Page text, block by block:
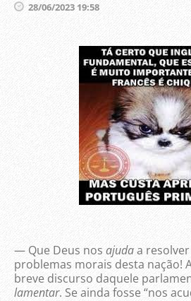
28/06/2023 19:58
— Que Deus nos ajudaa
problemas morais desta nação!
breve discurso daquele
lamentar. Se ainda fosse “nos